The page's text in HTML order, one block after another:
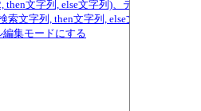
then文字列, else文字列)、テンプレートで
索文字列, then文字列, else文字列)、テン
集モードにする